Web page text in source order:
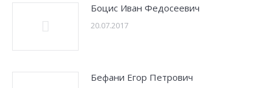
Боцис Иван Федосеевич
20.07.2017
Бефани Егор Петрович